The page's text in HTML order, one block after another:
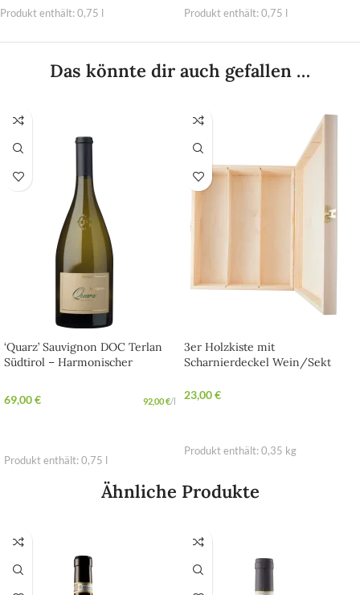
Produkt enthält: 0,75 l Produkt enthält: 0,75 l
Das könnte dir auch gefallen …
‘Quarz’ Sauvignon DOC Terlan
Südtirol – Harmonischer
69,00€ 92,00€/l
Produkt enthält: 0,75
3er Holzkiste mit
Scharnierdeckel Wein/Sekt
23,00€
Produkt enthält: 0,35 kg
Ähnliche Produkte